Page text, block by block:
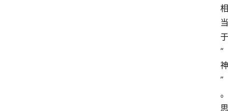
相
当
于
“
神
”
。
思